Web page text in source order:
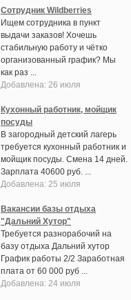
Сотрудник Wildberries
Ищем сотрудника в пункт
выдачи заказов! Хочешь
стабильную работу и чётко
организованный график? Мы
как раз ...
Добавлена: 26 июля
Кухонный работник, мойщик
посуды
В загородный детский лагерь
требуется кухонный работник и
мойщик посуды. Смена 14 дней.
Зарплата 40600 руб. ...
Добавлена: 25 июля
Вакансии базы отдыха
"Дальний Хутор"
Требуется разнорабочий на
базу отдыха Дальний хутор
График работы 2/2 Заработная
плата от 60 000 руб ...
Добавлена: 24 июля